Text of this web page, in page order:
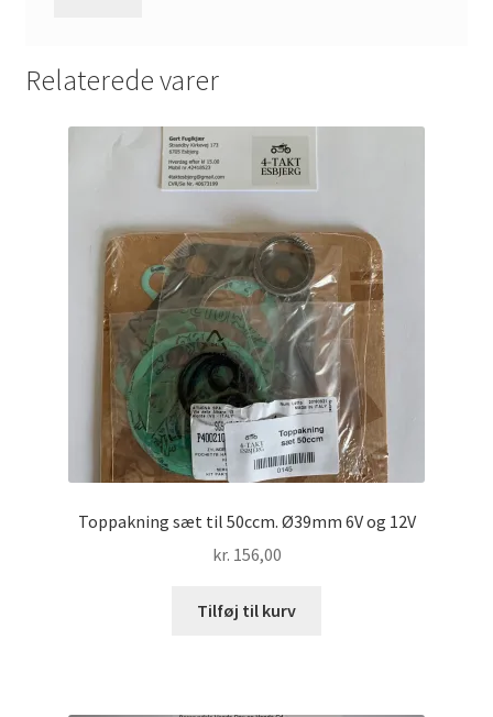
Relaterede varer
Toppakning sæt til 50ccm. Ø39mm 6V og 12V
kr. 156,00
Tilføj til kurv